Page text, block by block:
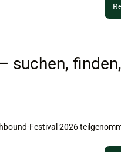
suchen, finden,
Festival 2026